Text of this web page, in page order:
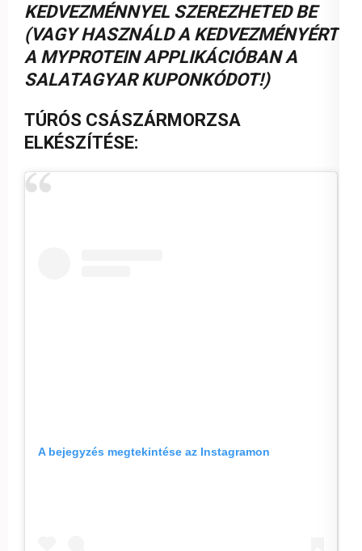
KEDVEZMÉNNYEL SZEREZHETED BE
(VAGY HASZNÁLD A KEDVEZMÉNYÉRT
A MYPROTEIN APPLIKÁCIÓBAN A
SALATAGYAR KUPONKÓDOT!)
TÚRÓS CSÁSZÁRMORZSA
ELKÉSZÍTÉSE:
A bejegyzés megtekintése az Instagramon